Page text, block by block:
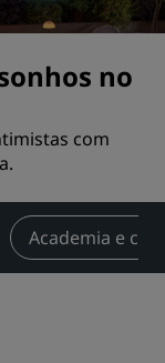
no
com
Academia e